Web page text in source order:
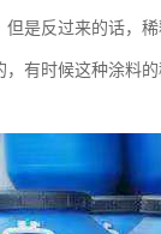
是反过来的话，
有时候这种涂料